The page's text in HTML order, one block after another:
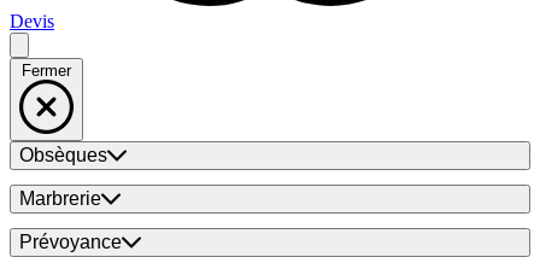
Devis
Fermer
Obsèques
Marbrerie
Prévoyance